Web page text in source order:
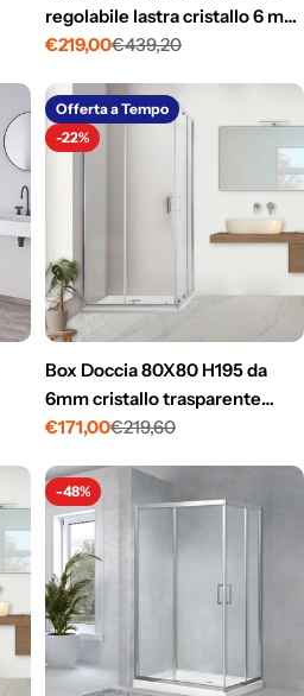
regolabile lastra cristallo 6 mm
e profilo flat alluminio cromo h
Prezzo
vendita
€219,00
Prezzo €439,20
Offerta a Tempo
-22%
Box Doccia 80X80 H195 da
6mm cristallo trasparente
mod. Easy 2 Ante Scorrevoli
Prezzo
vendita
€171,00
Prezzo €219,60
-48%